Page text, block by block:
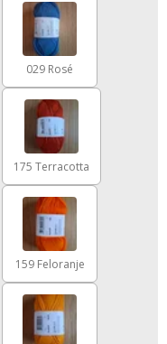
029 Rosé
175 Terracotta
159 Feloranje